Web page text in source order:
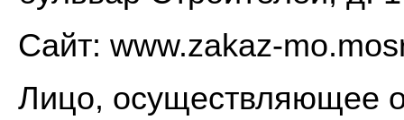
Сайт: www.zakaz-
Лицо, осуществляющее